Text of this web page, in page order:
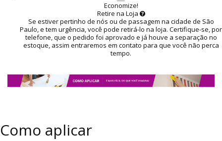
Economize!
Retire na Loja
Se estiver pertinho de nós ou de passagem na cidade de São
Paulo, e tem urgência, você pode retirá-lo na loja. Certifique-se, por
telefone, que o pedido foi aprovado e já houve a separação no
estoque, assim entraremos em contato para que você não perca
tempo.
Como aplicar